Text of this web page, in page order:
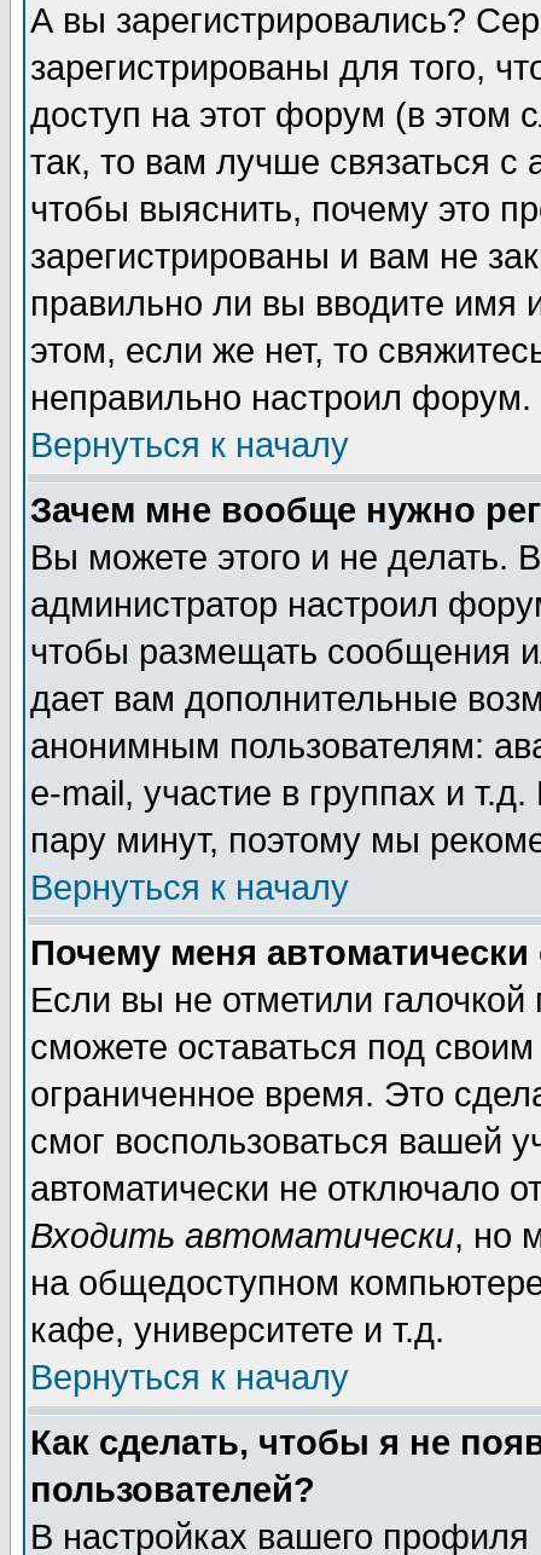
А вы зарегистрировались?
зарегистрированы для того,
доступ на этот форум (в этом
так, то вам лучше связаться
чтобы выяснить, почему это
зарегистрированы и вам не
правильно ли вы вводите
этом, если же нет, то
неправильно настроил форум.
Вернуться к началу
Зачем мне вообще нужно
Вы можете этого и не делать.
администратор настроил
чтобы размещать сообщения
дает вам дополнительные
анонимным пользователям:
e-mail, участие в группах и
пару минут, поэтому мы
Вернуться к началу
Почему меня автоматически
Если вы не отметили галочкой
сможете оставаться под
ограниченное время. Это
смог воспользоваться вашей
автоматически не отключало
Входить автоматически, но
на общедоступном
кафе, университете и т.д.
Вернуться к началу
Как сделать, чтобы я не
пользователей?
В настройках вашего